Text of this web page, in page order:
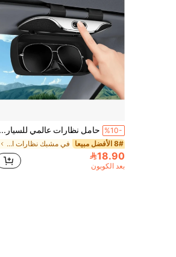
%10- حامل نظارات عالمي للسيارة على الواقي الشمسي ولوحة القيادة – وصول سريع بيد واحدة، علبة مقاومة للخدش والصدمات، مقاومة للحرارة/البرودة، سهلة التركيب، هدية رائعة للسائقين والآباء وعيد الأب
8# الأفضل مبيعا في مشبك نظارات السيارة
18.90
بعد الكوبون